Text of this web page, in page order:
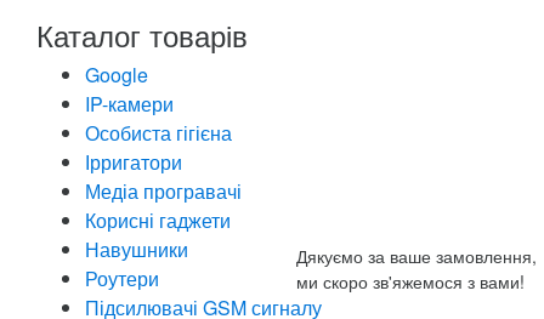
Дякуємо за ваше замовлення,
ми скоро зв'яжемося з вами!
Каталог товарів
Google
IP-камери
Особиста гігієна
Ірригатори
Медіа програвачі
Корисні гаджети
Навушники
Роутери
Підсилювачі GSM сигналу